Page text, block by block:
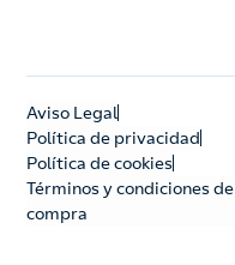
Aviso Legal
Política de privacidad
Política de cookies
Términos y condiciones de
compra